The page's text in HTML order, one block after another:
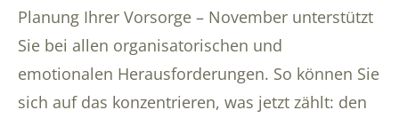
Planung Ihrer Vorsorge – November unterstützt
Sie bei allen organisatorischen und
emotionalen Herausforderungen. So können Sie
sich auf das konzentrieren, was jetzt zählt: den